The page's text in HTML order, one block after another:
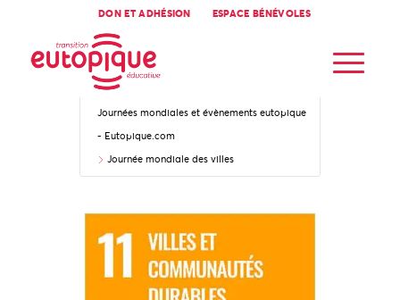
DON ET ADHÉSION ESPACE BÉNÉVOLES
Accueil
Journées mondiales et évènements eutopique
- Eutopique.com
Journée mondiale des villes